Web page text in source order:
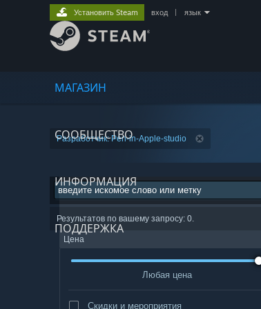
МАГАЗИН
СООБЩЕСТВО
ИНФОРМАЦИЯ
ПОДДЕРЖКА
Установить Steam вход язык
Разработчик: Pen-in-Apple-studio
Результатов по вашему запросу: 0.
Цена
Любая цена
Скидки и мероприятия